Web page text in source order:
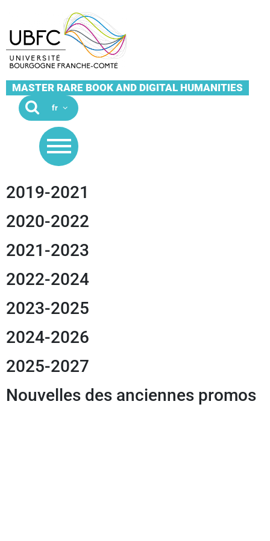
MASTER RARE BOOK AND DIGITAL HUMANITIES
2019-2021
2020-2022
2021-2023
2022-2024
2023-2025
2024-2026
2025-2027
Nouvelles des anciennes promos